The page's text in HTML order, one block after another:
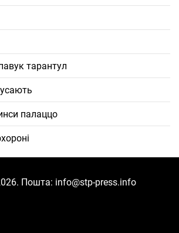
тарантул
палаццо
Пошта: info@stp-press.info